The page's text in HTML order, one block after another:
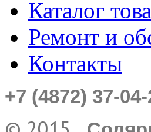
Каталог
Ремонт и
Контакты
+7 (4872) 37-